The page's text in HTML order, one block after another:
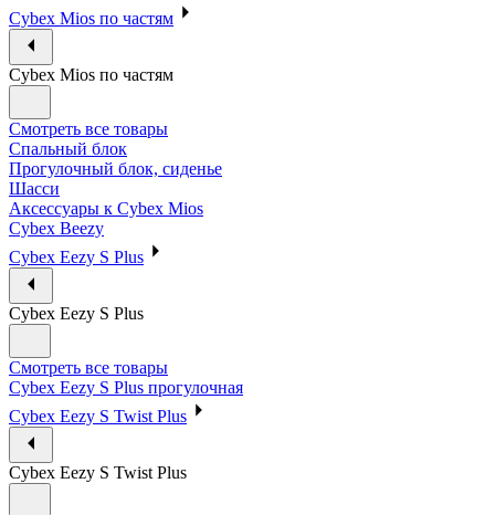
Cybex Mios по частям
Cybex Mios по частям
Смотреть все товары
Спальный блок
Прогулочный блок, сиденье
Шасси
Аксессуары к Cybex Mios
Cybex Beezy
Cybex Eezy S Plus
Cybex Eezy S Plus
Смотреть все товары
Cybex Eezy S Plus прогулочная
Cybex Eezy S Twist Plus
Cybex Eezy S Twist Plus